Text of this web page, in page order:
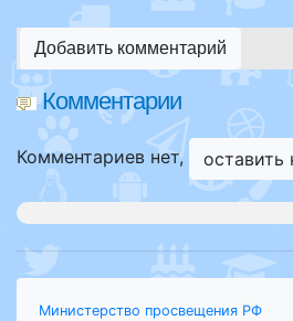
Добавить комментарий
Комментарии
Комментариев нет, оставить
Министерство просвещения РФ